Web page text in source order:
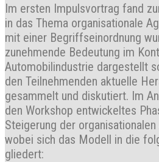
Im ersten Impulsvortrag fand
in das Thema organisationale
mit einer Begriffseinordnung
zunehmende Bedeutung im
Automobilindustrie dargestellt
den Teilnehmenden aktuelle
gesammelt und diskutiert. Im
den Workshop entwickeltes
Steigerung der
wobei sich das Modell in die
gliedert: